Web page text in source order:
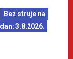
Bez struje na
dan: 3.8.2026.